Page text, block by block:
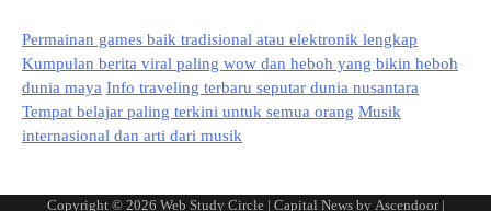
Permainan games baik tradisional atau elektronik lengkap
Kumpulan berita viral paling wow dan heboh yang bikin heboh
dunia maya Info traveling terbaru seputar dunia nusantara
Tempat belajar paling terkini untuk semua orang Musik
internasional dan arti dari musik
Copyright © 2026 Web Study Circle| Capital News by Ascendoor|